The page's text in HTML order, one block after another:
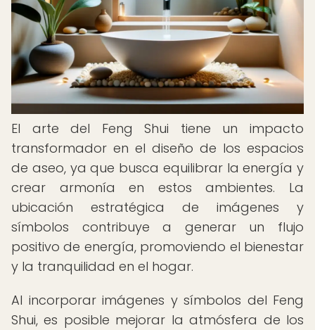
El arte del Feng Shui tiene un impacto
transformador en el diseño de los espacios
de aseo, ya que busca equilibrar la energía y
crear armonía en estos ambientes. La
ubicación estratégica de imágenes y
símbolos contribuye a generar un flujo
positivo de energía, promoviendo el bienestar
y la tranquilidad en el hogar.
Al incorporar imágenes y símbolos del Feng
Shui, es posible mejorar la atmósfera de los